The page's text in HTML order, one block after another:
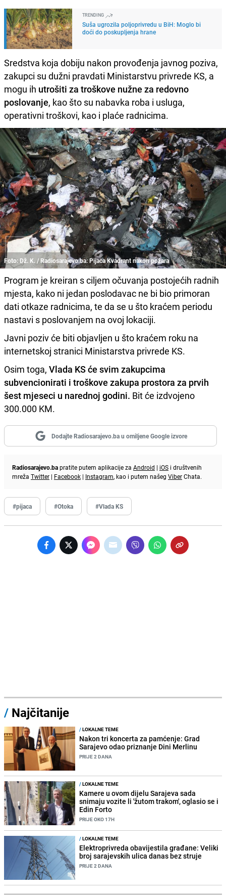
TRENDING
Suša ugrozila poljoprivredu u BiH: Moglo bi
doći do poskupljenja hrane
Sredstva koja dobiju nakon provođenja javnog poziva,
zakupci su dužni pravdati Ministarstvu privrede KS, a
mogu ih utrošiti za troškove nužne za redovno
poslovanje, kao što su nabavka roba i usluga,
operativni troškovi, kao i plaće radnicima.
Foto: Dž. K. / Radiosarajevo.ba: Pijaca Kvadrant nakon požara
Program je kreiran s ciljem očuvanja postojećih radnih
mjesta, kako ni jedan poslodavac ne bi bio primoran
dati otkaze radnicima, te da se u što kraćem periodu
nastavi s poslovanjem na ovoj lokaciji.
Javni poziv će biti objavljen u što kraćem roku na
internetskoj stranici Ministarstva privrede KS.
Osim toga, Vlada KS će svim zakupcima
subvencionirati i troškove zakupa prostora za prvih
šest mjeseci u narednoj godini. Bit će izdvojeno
300.000 KM.
Dodajte Radiosarajevo.ba u omiljene Google izvore
Radiosarajevo.bapratite putem aplikacije za Android | iOS i društvenih
mreža Twitter | Facebook | Instagram, kao i putem našeg ViberChata.
#pijaca #Otoka #Vlada KS
/ Najčitanije
/LOKALNE TEME
Nakon tri koncerta za pamćenje: Grad
Sarajevo odao priznanje Dini Merlinu
PRIJE 2 DANA
/LOKALNE TEME
Kamere u ovom dijelu Sarajeva sada
snimaju vozite li 'žutom trakom', oglasio se i
Edin Forto
PRIJE OKO 17H
/LOKALNE TEME
Elektroprivreda obavijestila građane: Veliki
broj sarajevskih ulica danas bez struje
PRIJE 2 DANA